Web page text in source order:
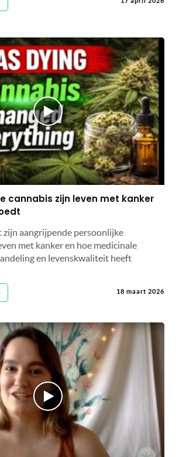
cannabis zijn leven met kanker
aangrijpende persoonlijke
met kanker en hoe medicinale
en levenskwaliteit heeft
18 maart 2026